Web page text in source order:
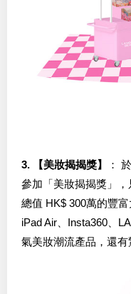
3. 【美妝揭揭獎】
：
參加「美妝揭揭獎」
總值 HK$ 300萬的豐
iPad Air、Insta360、
氣美妝潮流產品，還有